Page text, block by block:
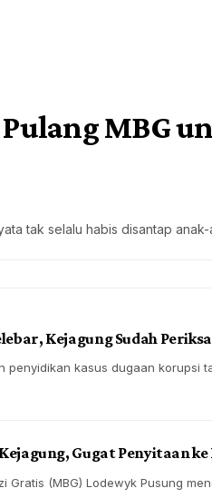
MBG
tak selalu habis disantap
Kejagung Sudah
penyidikan kasus dugaan korupsi
Gugat Penyitaan ke
Gratis (MBG) Lodewyk Pusung